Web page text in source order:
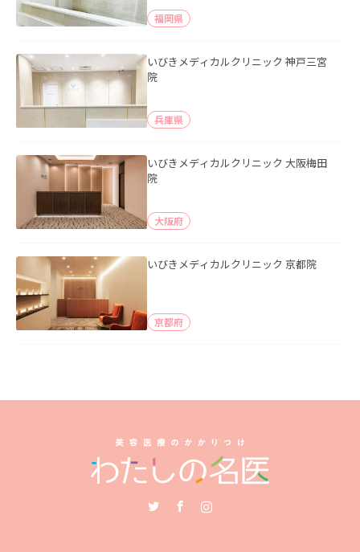
福岡県
いびきメディカルクリニック 神戸三宮
院
兵庫県
いびきメディカルクリニック 大阪梅田
院
大阪府
いびきメディカルクリニック 京都院
京都府